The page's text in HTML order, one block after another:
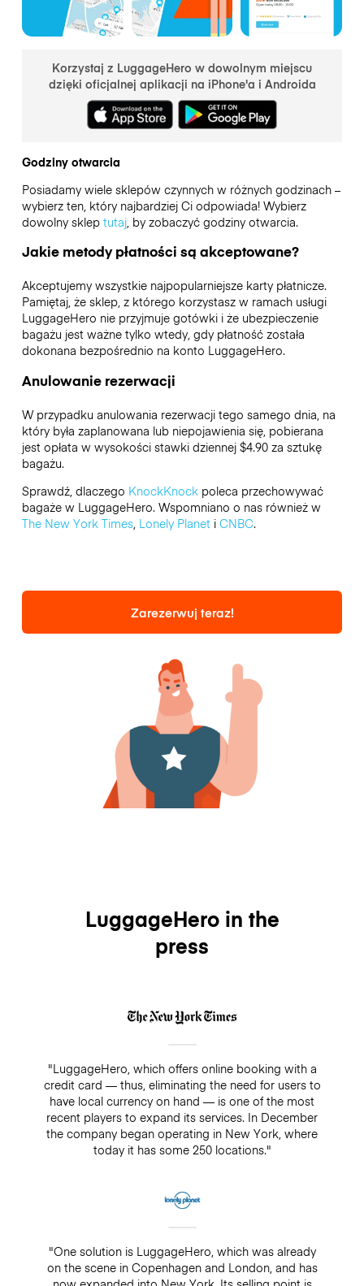
Korzystaj z LuggageHero w dowolnym miejscu
dzięki oficjalnej aplikacji na iPhone'a i Androida
Godziny otwarcia
Posiadamy wiele sklepów czynnych w różnych godzinach –
wybierz ten, który najbardziej Ci odpowiada! Wybierz
dowolny sklep tutaj, by zobaczyć godziny otwarcia.
Jakie metody płatności są akceptowane?
Akceptujemy wszystkie najpopularniejsze karty płatnicze.
Pamiętaj, że sklep, z którego korzystasz w ramach usługi
LuggageHero nie przyjmuje gotówki i że ubezpieczenie
bagażu jest ważne tylko wtedy, gdy płatność została
dokonana bezpośrednio na konto LuggageHero.
Anulowanie rezerwacji
W przypadku anulowania rezerwacji tego samego dnia, na
który była zaplanowana lub niepojawienia się, pobierana
jest opłata w wysokości stawki dziennej $4.90 za sztukę
bagażu.
Sprawdź, dlaczego KnockKnockpoleca przechowywać
bagaże w LuggageHero. Wspomniano o nas również w
The New York Times, Lonely Planeti CNBC.
Zarezerwuj teraz!
LuggageHero in the
press
"LuggageHero, which offers online booking with a
credit card — thus, eliminating the need for users to
have local currency on hand — is one of the most
recent players to expand its services. In December
the company began operating in New York, where
today it has some 250 locations."
"One solution is LuggageHero, which was already
on the scene in Copenhagen and London, and has